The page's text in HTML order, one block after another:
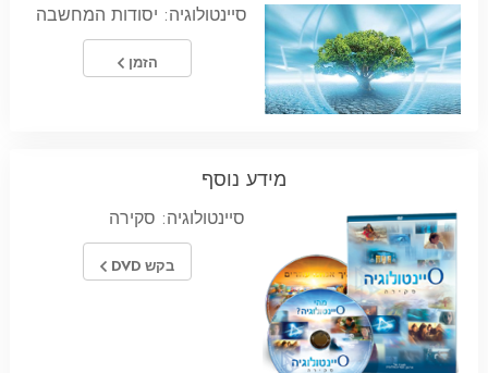
סיינטולוגיה: יסודות המחשבה
הזמן
מידע נוסף
סיינטולוגיה: סקירה
בקש DVD